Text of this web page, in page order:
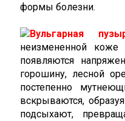
формы болезни.
Вульгарная
неизмененной коже
появляются
горошину, лесной
постепенно
вскрываются,
подсыхают,